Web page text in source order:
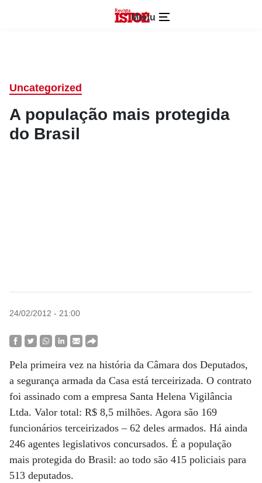
Menu
Uncategorized
A população mais protegida
do Brasil
24/02/2012 - 21:00
Pela primeira vez na história da Câmara dos Deputados,
a segurança armada da Casa está terceirizada. O contrato
foi assinado com a empresa Santa Helena Vigilância
Ltda. Valor total: R$ 8,5 milhões. Agora são 169
funcionários terceirizados – 62 deles armados. Há ainda
246 agentes legislativos concursados. É a população
mais protegida do Brasil: ao todo são 415 policiais para
513 deputados.